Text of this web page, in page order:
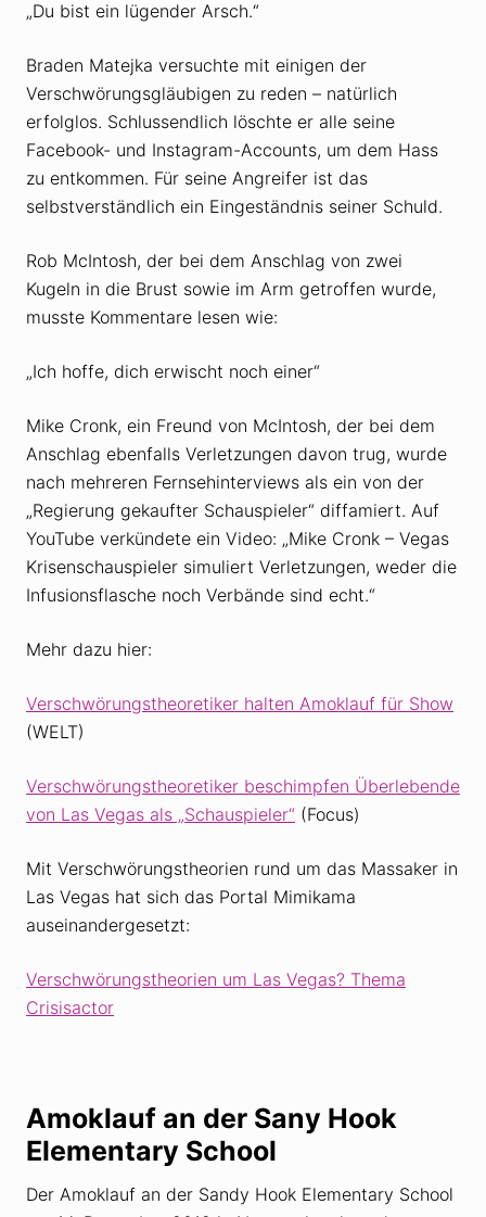
„Du bist ein lügender Arsch.“
Braden Matejka versuchte mit einigen der
Verschwörungsgläubigen zu reden – natürlich
erfolglos. Schlussendlich löschte er alle seine
Facebook- und Instagram-Accounts, um dem Hass
zu entkommen. Für seine Angreifer ist das
selbstverständlich ein Eingeständnis seiner Schuld.
Rob McIntosh, der bei dem Anschlag von zwei
Kugeln in die Brust sowie im Arm getroffen wurde,
musste Kommentare lesen wie:
„Ich hoffe, dich erwischt noch einer“
Mike Cronk, ein Freund von McIntosh, der bei dem
Anschlag ebenfalls Verletzungen davon trug, wurde
nach mehreren Fernsehinterviews als ein von der
„Regierung gekaufter Schauspieler“ diffamiert. Auf
YouTube verkündete ein Video: „Mike Cronk – Vegas
Krisenschauspieler simuliert Verletzungen, weder die
Infusionsflasche noch Verbände sind echt.“
Mehr dazu hier:
Verschwörungstheoretiker halten Amoklauf für Show
(WELT)
Verschwörungstheoretiker beschimpfen Überlebende
von Las Vegas als „Schauspieler“ (Focus)
Mit Verschwörungstheorien rund um das Massaker in
Las Vegas hat sich das Portal Mimikama
auseinandergesetzt:
Verschwörungstheorien um Las Vegas? Thema
Crisisactor
Amoklauf an der Sany Hook
Elementary School
Der Amoklauf an der Sandy Hook Elementary School